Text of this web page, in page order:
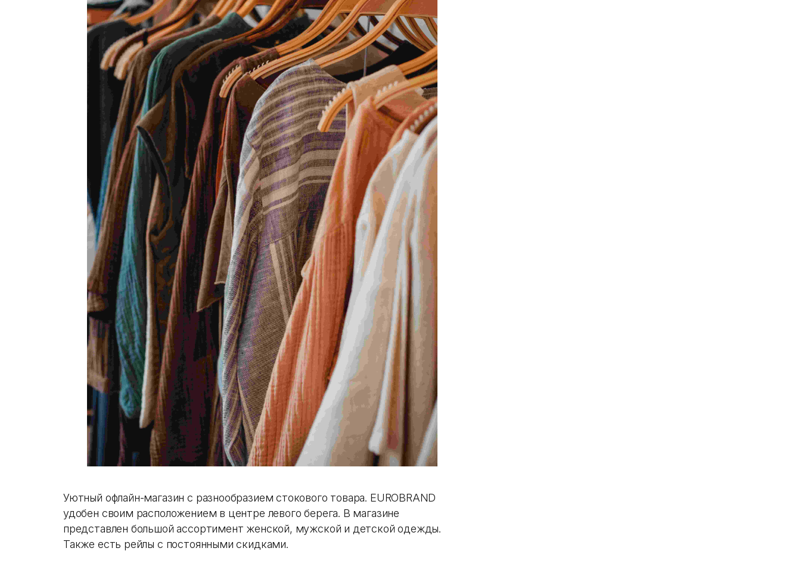
Уютный офлайн-магазин с разнообразием стокового товара. EUROBRAND
удобен своим расположением в центре левого берега. В магазине
представлен большой ассортимент женской, мужской и детской одежды.
Также есть рейлы с постоянными скидками.